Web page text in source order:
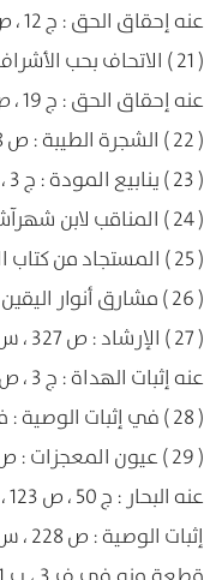
عنه إحقاق الحق : ج 12 ، ص 417 ، س 3 .
( 21 ) الاتحاف بحب الأشراف : ص 64 .
عنه إحقاق الحق : ج 19 ، ص 593 ، س 14 .
( 22 ) الشجرة الطيبة : ص 8 11 .
( 23 ) ينابيع المودة : ج 3 ، ص 301 ، س 4 .
( 24 ) المناقب لابن شهرآشوب : ج 4 ، ص 394 ، س 14 .
( 25 ) المستجاد من كتاب الإرشاد : ص 229 ، س 5 .
( 26 ) مشارق أنوار اليقين : ص 101 ، س 17 .
( 27 ) الإرشاد : ص 327 ، س 7 .
عنه إثبات الهداة : ج 3 ، ص 356 ، س 10 .
( 28 ) في إثبات الوصية : فرش بيت .
( 29 ) عيون المعجزات : ص 133 ، س 4 .
عنه البحار : ج 50 ، ص 123 ، ح 5 .
إثبات الوصية : ص 228 ، س 15 ، بتفاوت .